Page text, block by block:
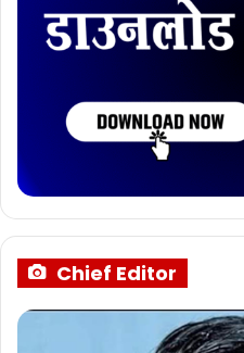
Chief Editor